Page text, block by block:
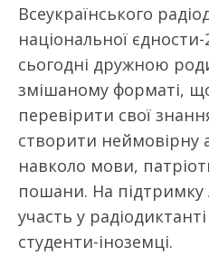
Всеукраїнського
національної
сьогодні дружною
змішаному форматі,
перевірити свої
створити неймовірну
навколо мови,
пошани. На підтримку
участь у
студенти-іноземці.